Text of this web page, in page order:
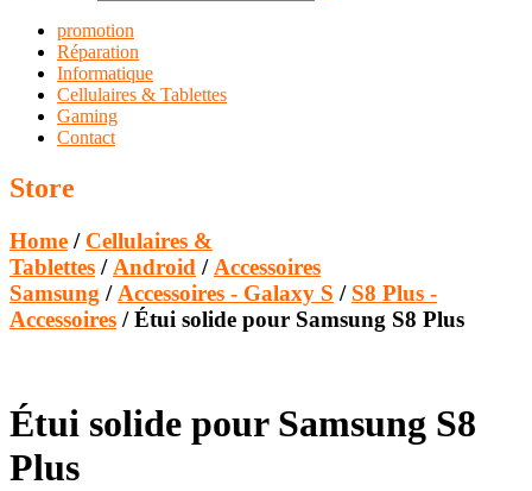
promotion
Réparation
Informatique
Cellulaires & Tablettes
Gaming
Contact
Store
Home / Cellulaires &
Tablettes / Android / Accessoires
Samsung / Accessoires - Galaxy S / S8 Plus -
Accessoires / Étui solide pour Samsung S8 Plus
Étui solide pour Samsung S8
Plus